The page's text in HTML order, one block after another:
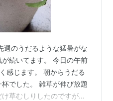
週のうだるような猛暑がな
続いてます。 今日の午前
感じます。 朝からうだる
でした。 雑草が伸び放題
草むしりしたのですが、